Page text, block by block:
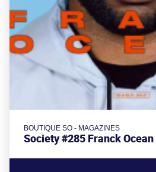
BOUTIQUE SO - MAGAZINES
Society #285 Franck Ocean